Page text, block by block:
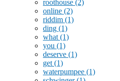
roothouse (2)
online (2)
riddim (1)
ding (1)
what (1)
you (1)
deserve (1)
get (1)
waterpumpee (1)